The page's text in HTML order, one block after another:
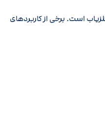
است. برخی از کاربردهای